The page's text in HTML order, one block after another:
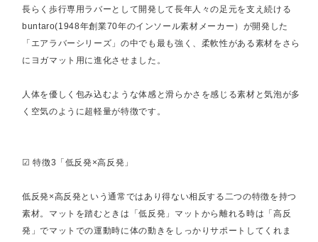
長らく歩行専用ラバーとして開発して長年人々の足元を支え続ける
buntaro(1948年創業70年のインソール素材メーカー）が開発した
「エアラバーシリーズ」の中でも最も強く、柔軟性がある素材をさら
にヨガマット用に進化させました。
人体を優しく包み込むような体感と滑らかさを感じる素材と気泡が多
く空気のように超軽量が特徴です。
☑︎ 特徴3「低反発×高反発」
低反発×高反発という通常ではあり得ない相反する二つの特徴を持つ
素材。マットを踏むときは「低反発」マットから離れる時は「高反
発」でマットでの運動時に体の動きをしっかりサポートしてくれま